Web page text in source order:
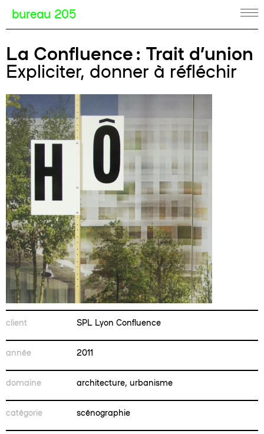
bureau 205
La Confluence : Trait d’union
Expliciter, donner à réfléchir
client SPL Lyon Confluence
année 2011
domaine architecture, urbanisme
catégorie scénographie